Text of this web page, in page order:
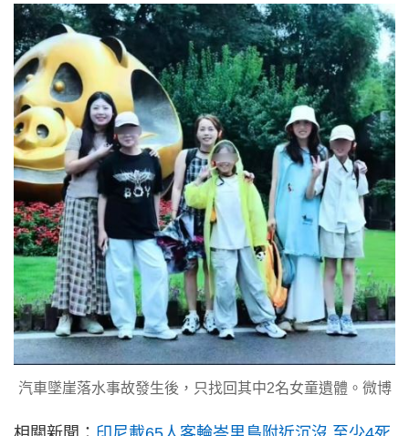
汽車墜崖落水事故發生後，只找回其中2名女童遺體。微博